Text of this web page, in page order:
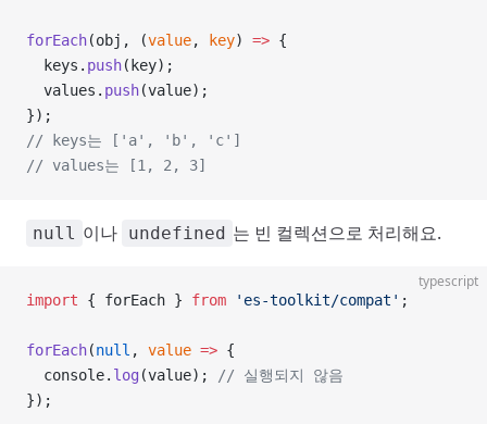
forEach(obj, (value, key) => {
  keys.
push(key);
  values.
push(value);
});
// keys는 ['a', 'b', 'c']
// values는 [1, 2, 3]
null 이나 undefined 는 빈 컬렉션으로 처리해요.
typescript
import { forEach } from 'es-toolkit/compat' ;
forEach(null , value => {
  console.
log (value);
// 실행되지 않음
});